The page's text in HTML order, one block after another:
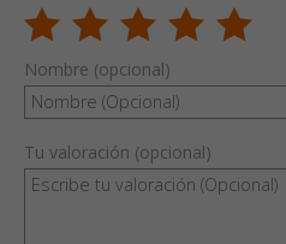
Nombre (opcional)
Tu valoración (opcional)